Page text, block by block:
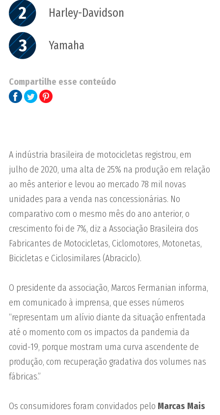
2 Harley-Davidson
3 Yamaha
Compartilhe esse conteúdo
A indústria brasileira de motocicletas registrou, em
julho de 2020, uma alta de 25% na produção em relação
ao mês anterior e levou ao mercado 78 mil novas
unidades para a venda nas concessionárias. No
comparativo com o mesmo mês do ano anterior, o
crescimento foi de 7%, diz a Associação Brasileira dos
Fabricantes de Motocicletas, Ciclomotores, Motonetas,
Bicicletas e Ciclosimilares (Abraciclo).
O presidente da associação, Marcos Fermanian informa,
em comunicado à imprensa, que esses números
“representam um alívio diante da situação enfrentada
até o momento com os impactos da pandemia da
covid-19, porque mostram uma curva ascendente de
produção, com recuperação gradativa dos volumes nas
fábricas.”
Os consumidores foram convidados pelo Marcas Mais